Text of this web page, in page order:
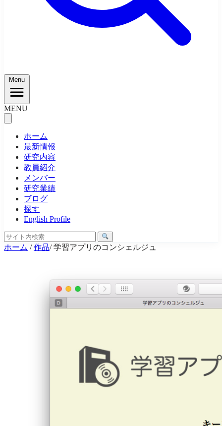
Menu
MENU
ホーム
最新情報
研究内容
教員紹介
メンバー
研究業績
ブログ
探す
English Profile
ホーム / 作品/ 学習アプリのコンシェルジュ